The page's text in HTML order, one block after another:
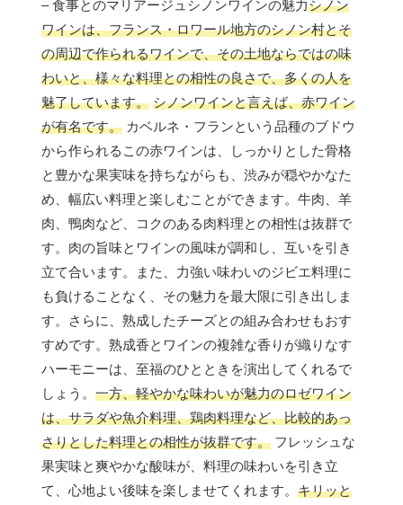
– 食事とのマリアージュシノンワインの魅力シノン
ワインは、フランス・ロワール地方のシノン村とそ
の周辺で作られるワインで、その土地ならではの味
わいと、様々な料理との相性の良さで、多くの人を
魅了しています。 シノンワインと言えば、赤ワイン
が有名です。 カベルネ・フランという品種のブドウ
から作られるこの赤ワインは、しっかりとした骨格
と豊かな果実味を持ちながらも、渋みが穏やかなた
め、幅広い料理と楽しむことができます。牛肉、羊
肉、鴨肉など、コクのある肉料理との相性は抜群で
す。肉の旨味とワインの風味が調和し、互いを引き
立て合います。また、力強い味わいのジビエ料理に
も負けることなく、その魅力を最大限に引き出しま
す。さらに、熟成したチーズとの組み合わせもおす
すめです。熟成香とワインの複雑な香りが織りなす
ハーモニーは、至福のひとときを演出してくれるで
しょう。 一方、軽やかな味わいが魅力のロゼワイン
は、サラダや魚介料理、鶏肉料理など、比較的あっ
さりとした料理との相性が抜群です。 フレッシュな
果実味と爽やかな酸味が、料理の味わいを引き立
て、心地よい後味を楽しませてくれます。 キリッと